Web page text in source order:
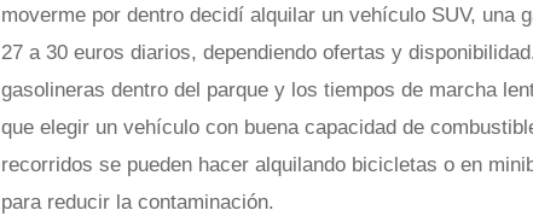
moverme por dentro decidí alquilar un vehículo SUV, una
27 a 30 euros diarios, dependiendo ofertas y
gasolineras dentro del parque y los tiempos de marcha
que elegir un vehículo con buena capacidad de
recorridos se pueden hacer alquilando bicicletas o en
para reducir la contaminación.